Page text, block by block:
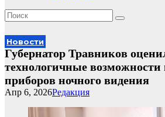
Новости
Губернатор Травников
технологичные возможности
приборов ночного видения
Редакция
Апр 6, 2026